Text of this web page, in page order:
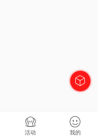
活动 我的